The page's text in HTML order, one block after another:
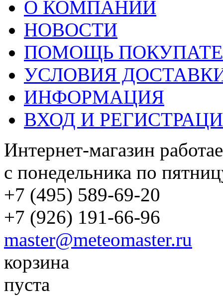
О КОМПАНИИ
НОВОСТИ
ПОМОЩЬ
УСЛОВИЯ
ИНФОРМАЦИЯ
ВХОД И
Интернет-магазин
с понедельника по
+7 (495) 589-69-20
+7 (926) 191-66-96
master@meteomaster.ru
корзина
пуста